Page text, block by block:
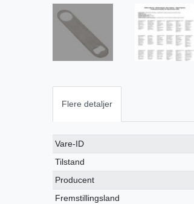
Flere detaljer
Vare-ID
Tilstand
Producent
Fremstillingsland